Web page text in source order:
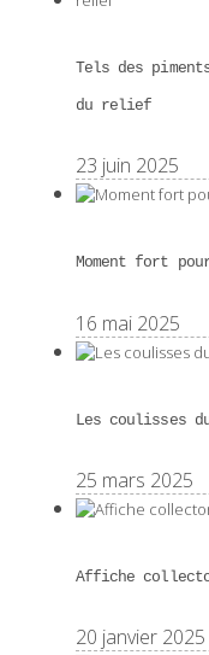
Tels des
du relief
23 juin 2025
Moment fort
16 mai 2025
Les coulisses
25 mars 2025
Affiche
20 janvier 2025